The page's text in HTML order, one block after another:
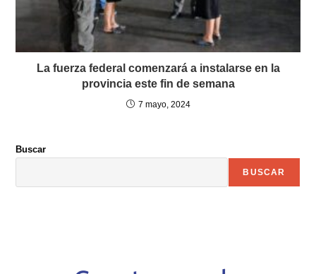
La fuerza federal comenzará a instalarse en la
provincia este fin de semana
7 mayo, 2024
Buscar
BUSCAR